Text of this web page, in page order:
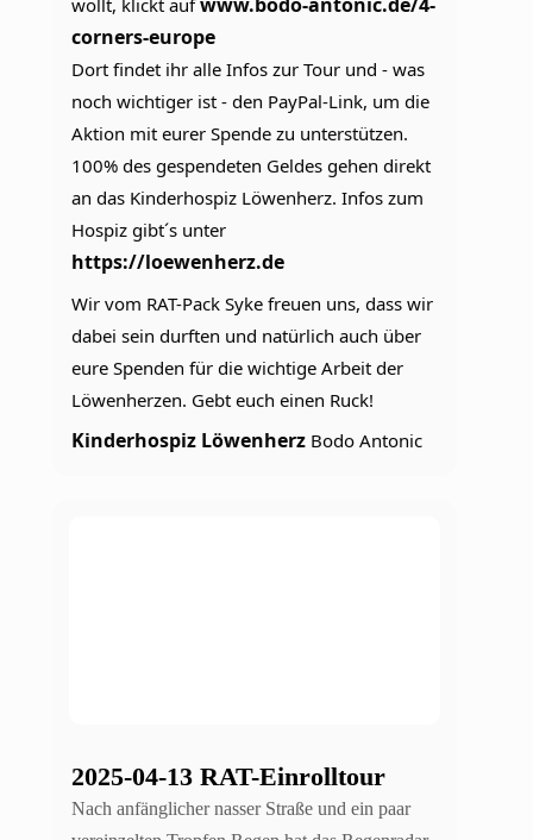
wollt, klickt auf
corners-europe
Dort findet ihr alle Infos zur Tour und - was
noch wichtiger ist - den PayPal-Link, um die
Aktion mit eurer Spende zu unterstützen.
100% des gespendeten Geldes gehen direkt
an das Kinderhospiz Löwenherz. Infos zum
https://loewenherz.de
Wir vom RAT-Pack Syke freuen uns, dass wir
dabei sein durften und natürlich auch über
eure Spenden für die wichtige Arbeit der
Löwenherzen. Gebt euch einen Ruck!
Kinderhospiz Löwenherz Bodo Antonic
2025-04-13 RAT-Einrolltour
Nach anfänglicher nasser Straße und ein paar